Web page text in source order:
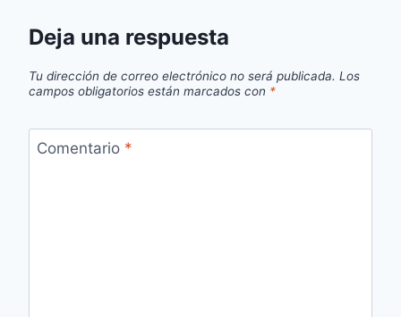
Deja una respuesta
Tu dirección de correo electrónico no será publicada. Los
campos obligatorios están marcados con *
Comentario *